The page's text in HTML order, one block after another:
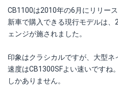
CB1100は2010年の6月にリリー
新車で購入できる現行モデルは
ェンジが施されました。
印象はクラシカルですが、大型
速度はCB1300SFよい速いですね
しかありません。